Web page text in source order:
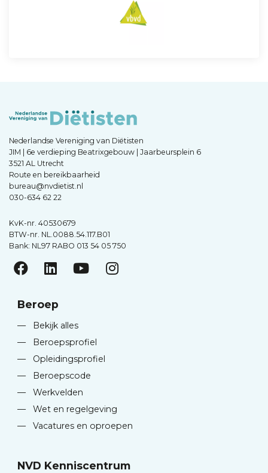
Nederlandse Vereniging van Diëtisten
JIM | 6e verdieping Beatrixgebouw | Jaarbeursplein 6
3521 AL Utrecht
Route en bereikbaarheid
bureau@nvdietist.nl
030-634 62 22
KvK-nr. 40530679
BTW-nr. NL.0088.54.117.B01
Bank: NL97 RABO 013 54 05 750
Beroep
—
Bekijk alles
—
Beroepsprofiel
—
Opleidingsprofiel
—
Beroepscode
—
Werkvelden
—
Wet en regelgeving
—
Vacatures en oproepen
NVD Kenniscentrum